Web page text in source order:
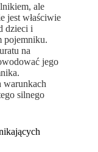
ale
jest właściwie
dzieci i
pojemniku.
na
jego
warunkach
silnego